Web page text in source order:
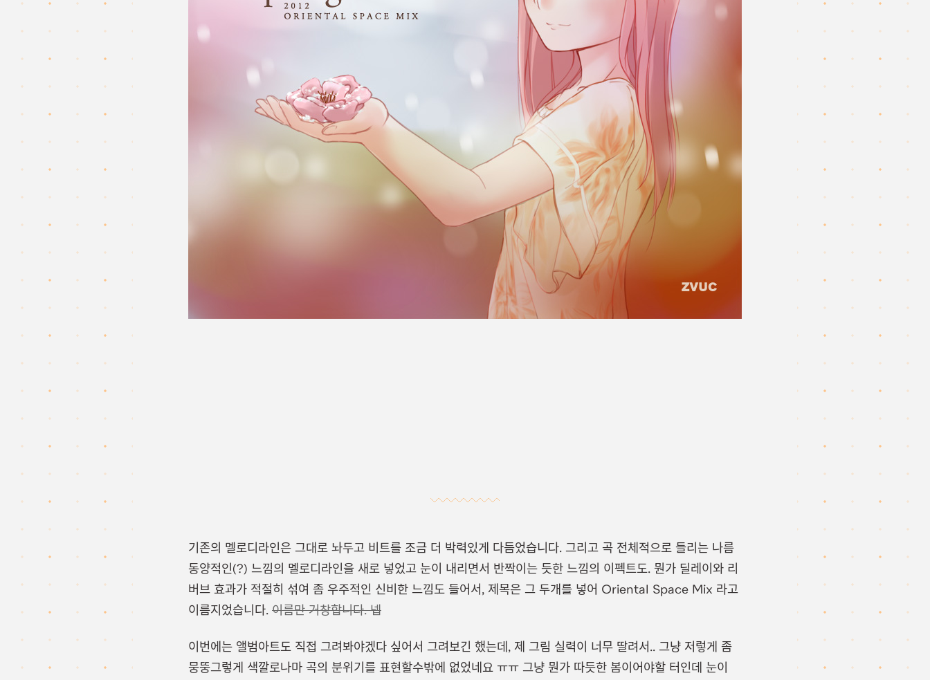
기존의 멜로디라인은 그대로 놔두고 비트를 조금 더 박력있게 다듬었습니다. 그리고 곡 전체적으로 들리는 나름
동양적인(?) 느낌의 멜로디라인을 새로 넣었고 눈이 내리면서 반짝이는 듯한 느낌의 이펙트도. 뭔가 딜레이와 리
버브 효과가 적절히 섞여 좀 우주적인 신비한 느낌도 들어서, 제목은 그 두개를 넣어 Oriental Space Mix 라고
이름지었습니다. 이름만 거창합니다. 넵
이번에는 앨범아트도 직접 그려봐야겠다 싶어서 그려보긴 했는데, 제 그림 실력이 너무 딸려서.. 그냥 저렇게 좀
뭉뚱그렇게 색깔로나마 곡의 분위기를 표현할수밖에 없었네요 ㅠㅠ 그냥 뭔가 따듯한 봄이어야할 터인데 눈이